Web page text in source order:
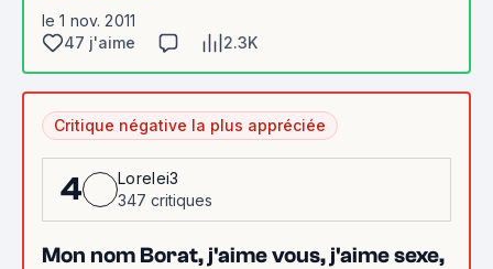
le 1 nov. 2011
47 j'aime
2.3K
Critique négative la plus appréciée
4
Lorelei3
347 critiques
Mon nom Borat, j'aime vous, j'aime sexe,